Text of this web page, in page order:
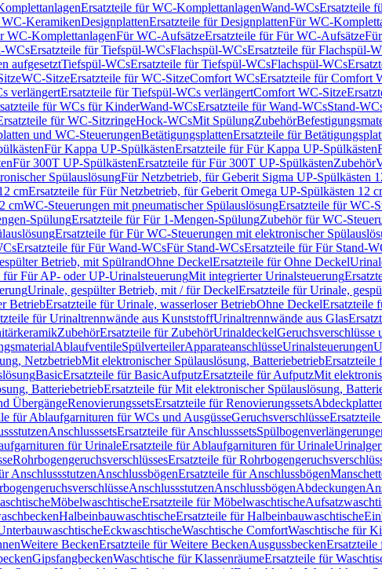
Ersatzteile für WC-KomplettanlagenWand-WCsErsatzteile
KeramikenDesignplattenErsatzteile für DesignplattenFür WC-
WC-KomplettanlagenFür WC-AufsätzeErsatzteile für Für WC-Aufsätze
WCsErsatzteile für Tiefspül-WCsFlachspül-WCsErsatzteile für Flachspül-
aufgesetztTiefspül-WCsErsatzteile für Tiefspül-WCsFlachspül-WCs
WC-SitzeErsatzteile für WC-SitzeComfort WCsErsatzteile für Comfort
verlängertErsatzteile für Tiefspül-WCs verlängertComfort WC-Sitze
für WCs für KinderWand-WCsErsatzteile für Wand-WCsStand-
für WC-SitzringeHock-WCsMit SpülungZubehör
und WC-SteuerungenBetätigungsplattenErsatzteile für
Für Kappa UP-SpülkästenErsatzteile für Für Kappa UP-Spülkästen
Für 300T UP-SpülkästenErsatzteile für Für 300T UP-SpülkästenZubehör
SpülauslösungFür Netzbetrieb, für Geberit Sigma UP-Spülkästen
cmErsatzteile für Für Netzbetrieb, für Geberit Omega UP-Spülkästen 12
cmWC-Steuerungen mit pneumatischer SpülauslösungErsatzteile für WC-
SpülungErsatzteile für Für 1-Mengen-SpülungZubehör für WC-
Ersatzteile für Für WC-Steuerungen mit elektronischer
Ersatzteile für Für Wand-WCsFür Stand-WCsErsatzteile für Für Stand-
Betrieb, mit SpülrandOhne DeckelErsatzteile für Ohne Deckel
für Für AP- oder UP-UrinalsteuerungMit integrierter Urinalsteuerung
Urinale, gespülter Betrieb, mit / für DeckelErsatzteile für Urinale,
BetriebErsatzteile für Urinale, wasserloser BetriebOhne DeckelErsatzteile
für Urinaltrennwände aus KunststoffUrinaltrennwände aus Glas
ZubehörErsatzteile für ZubehörUrinaldeckelGeruchsverschlüsse
AblaufventileSpülverteilerApparateanschlüsseUrinalsteuerungen
NetzbetriebMit elektronischer Spülauslösung, BatteriebetriebErsatzteile
BasicErsatzteile für BasicAufputzErsatzteile für AufputzMit
BatteriebetriebErsatzteile für Mit elektronischer Spülauslösung,
ÜbergängeRenovierungssetsErsatzteile für Renovierungssets
für Ablaufgarnituren für WCs und AusgüsseGeruchsverschlüsse
AnschlusssetsErsatzteile für Anschlusssets
für UrinaleErsatzteile für Ablaufgarnituren für Urinale
RohrbogengeruchsverschlüssesErsatzteile für
AnschlussstutzenAnschlussbögenErsatzteile für Anschlussbögen
AnschlussstutzenAnschlussbögenAbdeckungen
MöbelwaschtischeErsatzteile für Möbelwaschtische
HalbeinbauwaschtischeErsatzteile für Halbeinbauwaschtische
EckwaschtischeWaschtische ComfortWaschtische für
Weitere BeckenErsatzteile für Weitere BeckenAusgussbeckenErsatzteile
GipsfangbeckenWaschtische für KlassenräumeErsatzteile für